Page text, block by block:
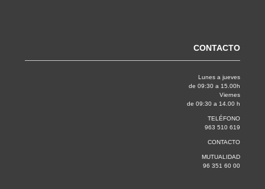
CONTACTO
Lunes a jueves
de 09:30 a 15.00h
Viernes
de 09:30 a 14.00 h
TELÉFONO
963 510 619
CONTACTO
MUTUALIDAD
96 351 60 00